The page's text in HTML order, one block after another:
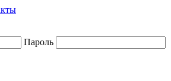
Пароль